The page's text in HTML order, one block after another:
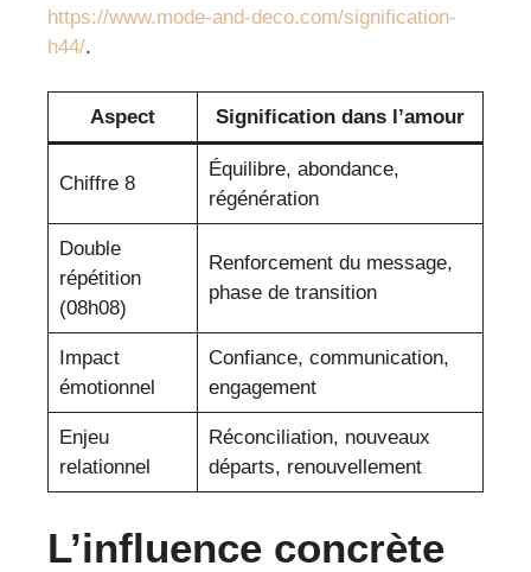
https://www.mode-and-deco.com/signification-
h44/.
Aspect Signification dans l’amour
Chiffre 8
Équilibre, abondance,
régénération
Double
répétition
(08h08)
Renforcement du message,
phase de transition
Impact
émotionnel
Confiance, communication,
engagement
Enjeu
relationnel
Réconciliation, nouveaux
départs, renouvellement
L’influence concrète